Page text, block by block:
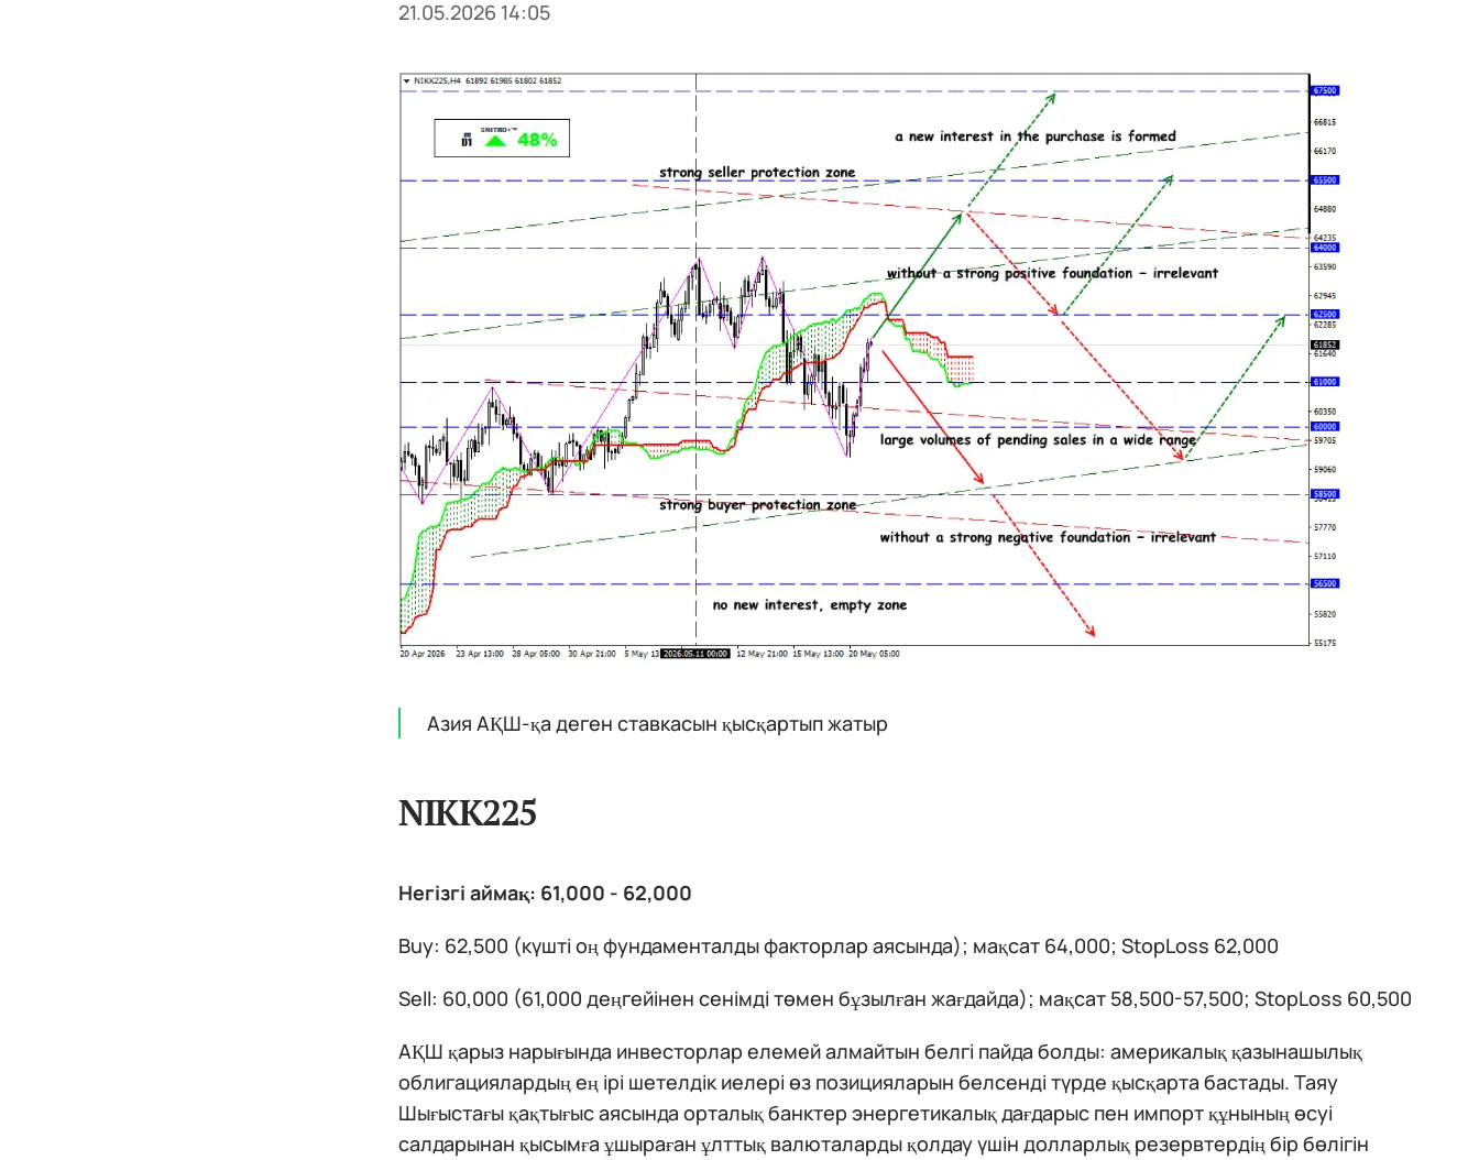
21.05.2026 14:05
Азия АҚШ-қа деген ставкасын қысқартып жатыр
NIKK225
Негізгі аймақ: 61,000 - 62,000
Buy: 62,500 (күшті оң фундаменталды факторлар аясында); мақсат 64,000; StopLoss 62,000
Sell: 60,000 (61,000 деңгейінен сенімді төмен бұзылған жағдайда); мақсат 58,500-57,500; StopLoss 60,500
АҚШ қарыз нарығында инвесторлар елемей алмайтын белгі пайда болды: америкалық қазынашылық
облигациялардың ең ірі шетелдік иелері өз позицияларын белсенді түрде қысқарта бастады. Таяу
Шығыстағы қақтығыс аясында орталық банктер энергетикалық дағдарыс пен импорт құнының өсуі
салдарынан қысымға ұшыраған ұлттық валюталарды қолдау үшін долларлық резервтердің бір бөлігін